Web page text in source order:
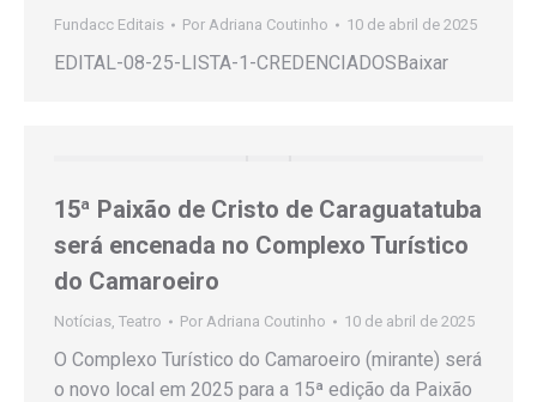
Fundacc Editais Por Adriana Coutinho 10 de abril de 2025
EDITAL-08-25-LISTA-1-CREDENCIADOSBaixar
15ª Paixão de Cristo de Caraguatatuba
será encenada no Complexo Turístico
do Camaroeiro
Notícias, Teatro Por Adriana Coutinho 10 de abril de 2025
O Complexo Turístico do Camaroeiro (mirante) será
o novo local em 2025 para a 15ª edição da Paixão